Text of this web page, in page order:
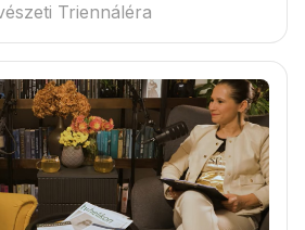
Triennáléra